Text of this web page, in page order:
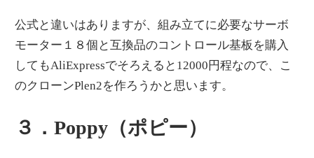
公式と違いはありますが、組み立てに必要なサーボ
モーター１８個と互換品のコントロール基板を購入
してもAliExpressでそろえると12000円程なので、こ
のクローンPlen2を作ろうかと思います。
３．Poppy（ポピー）